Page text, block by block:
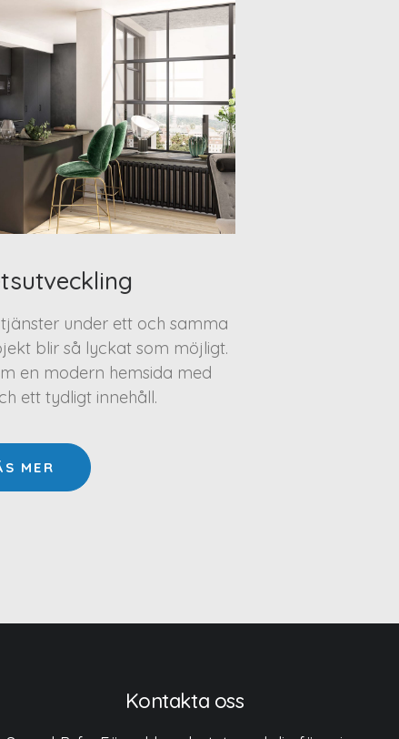
under ett och samma
blir så lyckat som möjligt.
en modern hemsida med
ett tydligt innehåll.
MER
Kontakta oss